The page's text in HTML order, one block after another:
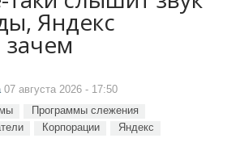
Яндекс
07 августа 2026 - 17:50
Программы слежения
Корпорации Яндекс